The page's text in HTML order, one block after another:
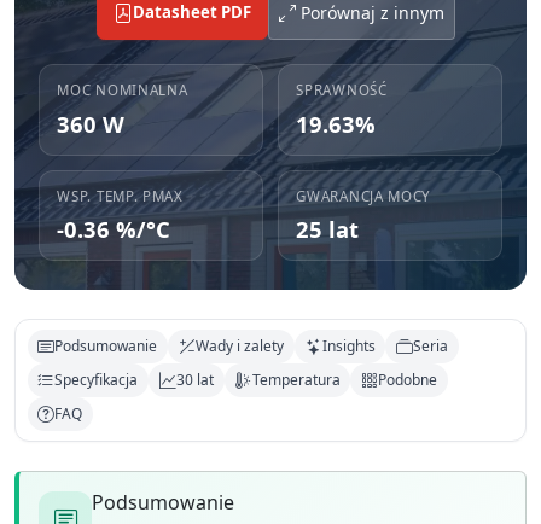
Datasheet PDF Porównaj z innym
MOC NOMINALNA
360 W
SPRAWNOŚĆ
19.63%
WSP. TEMP. PMAX
-0.36 %/°C
GWARANCJA MOCY
25 lat
Podsumowanie Wady i zalety Insights
Seria
Specyfikacja
30 lat Temperatura
Podobne
FAQ
Podsumowanie